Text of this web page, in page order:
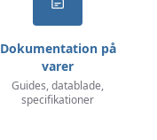
Dokumentation på
varer
Guides, datablade,
specifikationer